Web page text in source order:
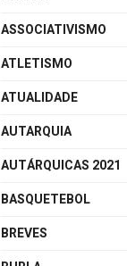
ASSOCIATIVISMO
ATLETISMO
ATUALIDADE
AUTARQUIA
AUTÁRQUICAS 2021
BASQUETEBOL
BREVES